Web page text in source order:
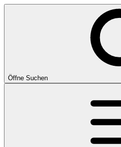
Öffne Suchen